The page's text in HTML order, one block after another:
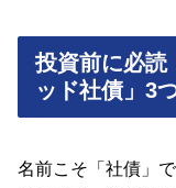
投資前に必読
ッド社債」3
名前こそ「社債」